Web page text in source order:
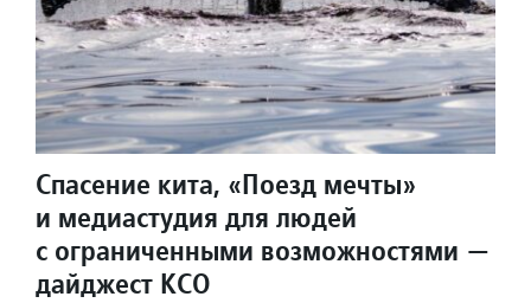
Спасение кита, «Поезд мечты»
и медиастудия для людей
с ограниченными возможностями —
дайджест КСО